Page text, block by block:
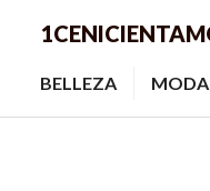
BELLEZA MODA